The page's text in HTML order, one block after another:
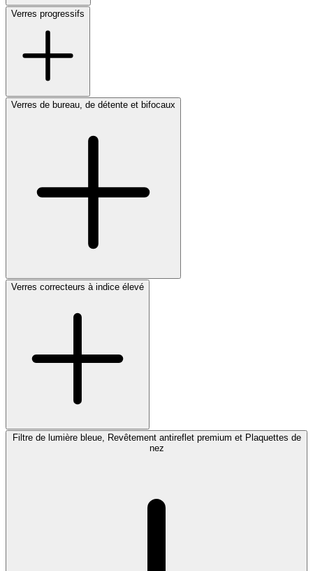
Verres progressifs
Verres de bureau, de détente et bifocaux
Verres correcteurs à indice élevé
Filtre de lumière bleue, Revêtement antireflet premium et Plaquettes de
nez